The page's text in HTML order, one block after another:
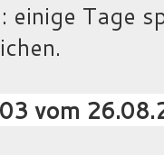
einige Tage
vom